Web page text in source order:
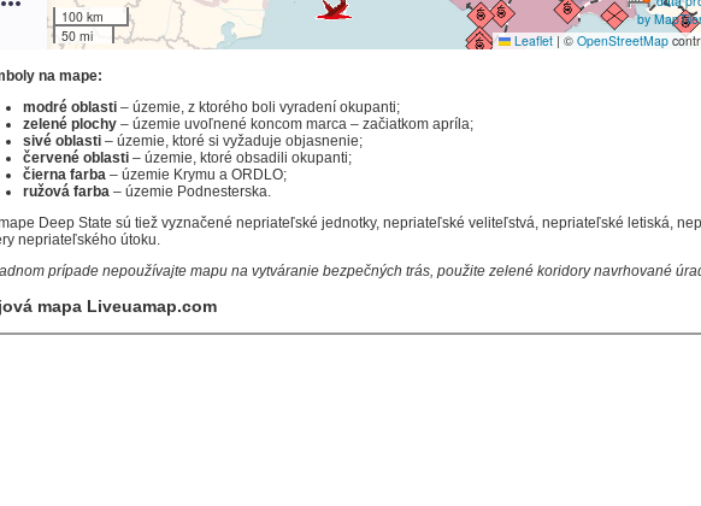
na mape:
modré oblasti – územie, z ktorého boli vyradení okupanti;
zelené plochy – územie uvoľnené koncom marca – začiatkom apríla;
sivé oblasti – územie, ktoré si vyžaduje objasnenie;
červené oblasti – územie, ktoré obsadili okupanti;
čierna farba – územie Krymu a ORDLO;
ružová farba – územie Podnesterska.
Deep State sú tiež vyznačené nepriateľské jednotky, nepriateľské veliteľstvá, nepriateľské letiská,
nepriateľského útoku.
prípade nepoužívajte mapu na vytváranie bezpečných trás, použite zelené koridory navrhované
mapa Liveuamap.com